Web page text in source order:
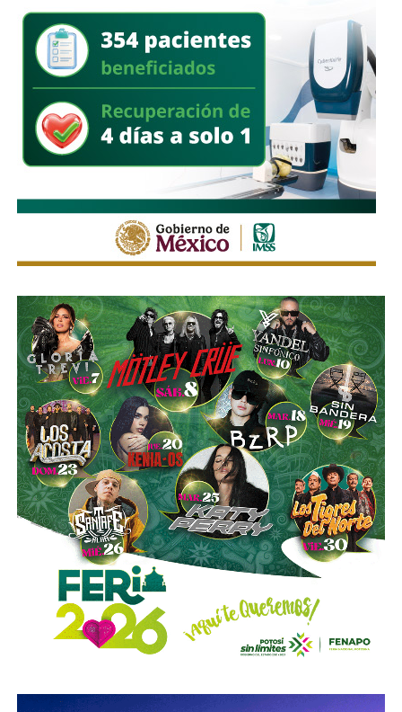
en la mayor medida posible, la protección de la vida y la
integridad física de las personas durante sus
desplazamientos por las vías públicas.
Con la reforma aprobada, el marco regulatorio estatal
seguridad de quienes utilizan motocicletas y
atendiendo principios y estándares
seguridad vial.
La utilización de luces encendidas de manera permanente
y de elementos luminosos o reflejantes permitirá facilitar
la identificación de estos vehículos por parte de los
demás conductores, particularmente durante la noche, en
zonas con poca iluminación o ante condiciones que
reduzcan la visibilidad.
La diputada Sánchez López señaló que estas
disposiciones representan una medida preventiva
orientada a proteger la vida de las personas motociclistas,
disminuir la posibilidad de accidentes y reducir la
gravedad de las lesiones y fallecimientos derivados de
siniestros viales.
Con esta reforma, el Congreso del Estado fortalece las
acciones de prevención y seguridad vial, promoviendo una
motocicletas y motonetas en San Luis Potosí.